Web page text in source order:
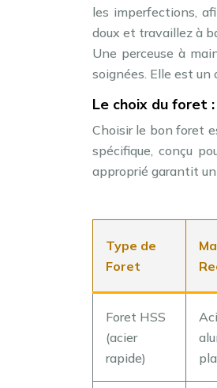
les imperfections,
doux et travaillez à
Une perceuse à
soignées. Elle est
Le choix du foret
Choisir le bon foret
spécifique, conçu
approprié garantit
Type de
Foret
Foret HSS
(acier
rapide)